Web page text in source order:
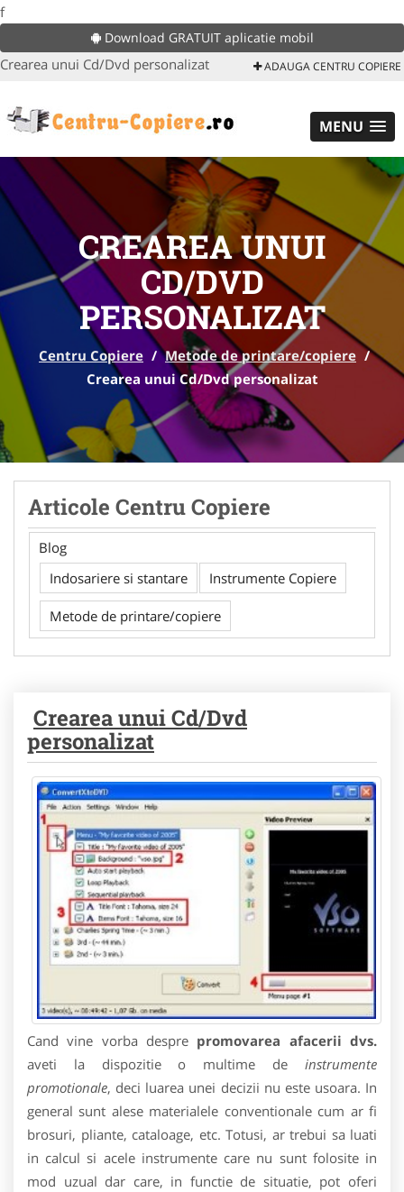
f
Download GRATUIT aplicatie mobil
Crearea unui Cd/Dvd personalizat ADAUGA CENTRU COPIERE
MENU
CREAREA UNUI
CD/DVD
PERSONALIZAT
Centru Copiere / Metode de printare/copiere /
Crearea unui Cd/Dvd personalizat
Articole Centru Copiere
Blog
Indosariere si stantare
Instrumente Copiere
Metode de printare/copiere
Crearea unui Cd/Dvd
personalizat
Cand vine vorba despre promovarea afacerii dvs.
aveti la dispozitie o multime de instrumente
promotionale, deci luarea unei decizii nu este usoara. In
general sunt alese materialele conventionale cum ar fi
brosuri, pliante, cataloage, etc. Totusi, ar trebui sa luati
in calcul si acele instrumente care nu sunt folosite in
mod uzual dar care, in functie de situatie, pot oferi